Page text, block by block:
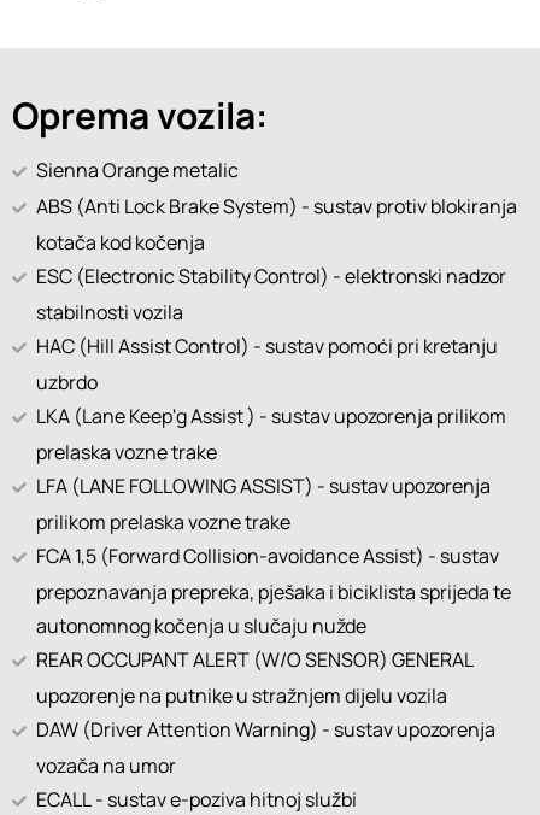
Oprema vozila:
Sienna Orange metalic
ABS (Anti Lock Brake System) - sustav protiv blokiranja
kotača kod kočenja
ESC (Electronic Stability Control) - elektronski nadzor
stabilnosti vozila
HAC (Hill Assist Control) - sustav pomoći pri kretanju
uzbrdo
LKA (Lane Keep'g Assist ) - sustav upozorenja prilikom
prelaska vozne trake
LFA (LANE FOLLOWING ASSIST) - sustav upozorenja
prilikom prelaska vozne trake
FCA 1,5 (Forward Collision-avoidance Assist) - sustav
prepoznavanja prepreka, pješaka i biciklista sprijeda te
autonomnog kočenja u slučaju nužde
REAR OCCUPANT ALERT (W/O SENSOR) GENERAL
upozorenje na putnike u stražnjem dijelu vozila
DAW (Driver Attention Warning) - sustav upozorenja
vozača na umor
ECALL - sustav e-poziva hitnoj službi